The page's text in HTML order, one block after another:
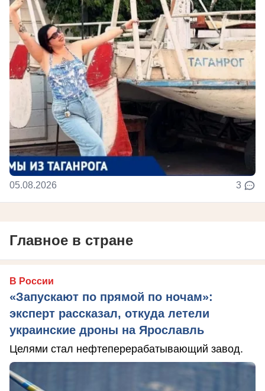
05.08.2026 3
Главное в стране
В России
«Запускают по прямой по ночам»:
эксперт рассказал, откуда летели
украинские дроны на Ярославль
Целями стал нефтеперерабатывающий завод.